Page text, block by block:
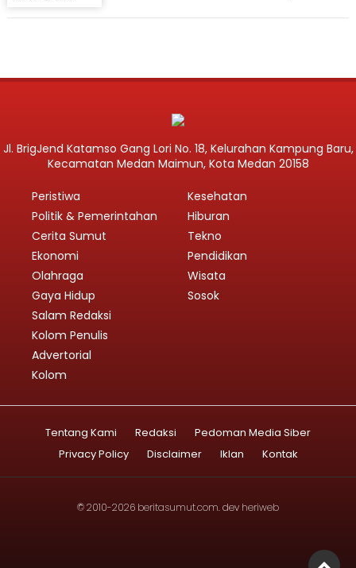
Jl. BrigJend Katamso Gang Lori No. 18, Kelurahan Kampung Baru,
Kecamatan Medan Maimun, Kota Medan 20158
Peristiwa
Politik & Pemerintahan
Cerita Sumut
Ekonomi
Olahraga
Gaya Hidup
Kesehatan
Hiburan
Tekno
Pendidikan
Wisata
Sosok
Salam Redaksi
Kolom Penulis
Advertorial
Kolom
Tentang Kami Redaksi
Pedoman Media Siber
Privacy Policy
Disclaimer Iklan Kontak
© 2010-2026 beritasumut.com. dev heriweb